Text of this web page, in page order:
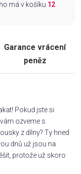
má v košíku 12
Garance vrácení
peněz
Pokud jste si
ozveme s
z dílny? Ty hned
dnů už jsou na
protože už skoro